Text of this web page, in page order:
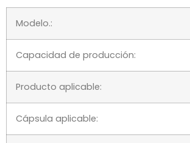
Modelo.:
Capacidad de producción:
Producto aplicable:
Cápsula aplicable: